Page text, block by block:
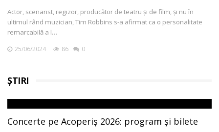
Actor, scenarist, regizor, producător de teatru și de film, și nu în
ultimul rând muzician, Tim Robbins s-a afirmat ca o personalitate
remarcabilă a l…
25/06/2024 86 0
ȘTIRI
Concerte pe Acoperiș 2026: program și bilete